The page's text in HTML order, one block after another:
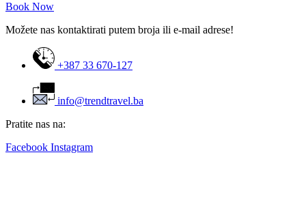
Book Now
Možete nas kontaktirati putem broja ili e-mail adrese!
+387 33 670-127
info@trendtravel.ba
Pratite nas na:
Facebook Instagram